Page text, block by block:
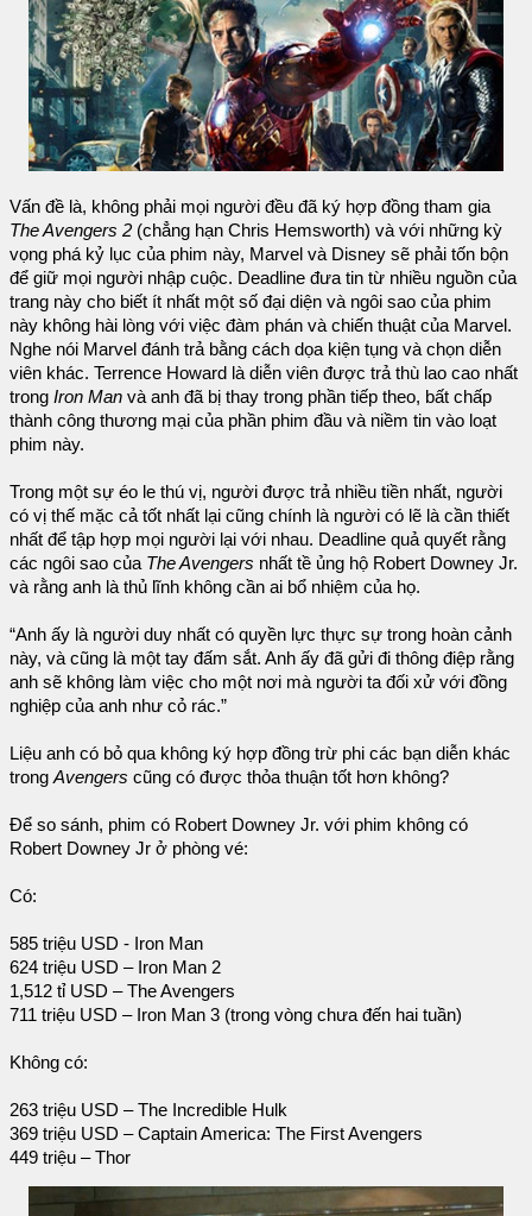
Vấn đề là, không phải mọi người đều đã ký hợp đồng tham gia
The Avengers 2 (chẳng hạn Chris Hemsworth) và với những kỳ
vọng phá kỷ lục của phim này, Marvel và Disney sẽ phải tốn bộn
để giữ mọi người nhập cuộc. Deadline đưa tin từ nhiều nguồn của
trang này cho biết ít nhất một số đại diện và ngôi sao của phim
này không hài lòng với việc đàm phán và chiến thuật của Marvel.
Nghe nói Marvel đánh trả bằng cách dọa kiện tụng và chọn diễn
viên khác. Terrence Howard là diễn viên được trả thù lao cao nhất
trong Iron Man và anh đã bị thay trong phần tiếp theo, bất chấp
thành công thương mại của phần phim đầu và niềm tin vào loạt
phim này.
Trong một sự éo le thú vị, người được trả nhiều tiền nhất, người
có vị thế mặc cả tốt nhất lại cũng chính là người có lẽ là cần thiết
nhất để tập hợp mọi người lại với nhau. Deadline quả quyết rằng
các ngôi sao của The Avengers nhất tề ủng hộ Robert Downey Jr.
và rằng anh là thủ lĩnh không cần ai bổ nhiệm của họ.
“Anh ấy là người duy nhất có quyền lực thực sự trong hoàn cảnh
này, và cũng là một tay đấm sắt. Anh ấy đã gửi đi thông điệp rằng
anh sẽ không làm việc cho một nơi mà người ta đối xử với đồng
nghiệp của anh như cỏ rác.”
Liệu anh có bỏ qua không ký hợp đồng trừ phi các bạn diễn khác
trong Avengers cũng có được thỏa thuận tốt hơn không?
Để so sánh, phim có Robert Downey Jr. với phim không có
Robert Downey Jr ở phòng vé:
Có:
585 triệu USD - Iron Man
624 triệu USD – Iron Man 2
1,512 tỉ USD – The Avengers
711 triệu USD – Iron Man 3 (trong vòng chưa đến hai tuần)
Không có:
263 triệu USD – The Incredible Hulk
369 triệu USD – Captain America: The First Avengers
449 triệu – Thor